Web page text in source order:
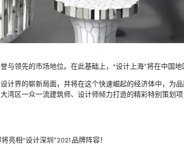
领先的市场地位。在此基础上，“设计上海”将在中国地
计界的崭新局面，并将在这个快速崛起的经济体中，为
湾区一众一流建筑师、设计师倾力打造的精彩特别策划
亮相“设计深圳”2021品牌阵容！